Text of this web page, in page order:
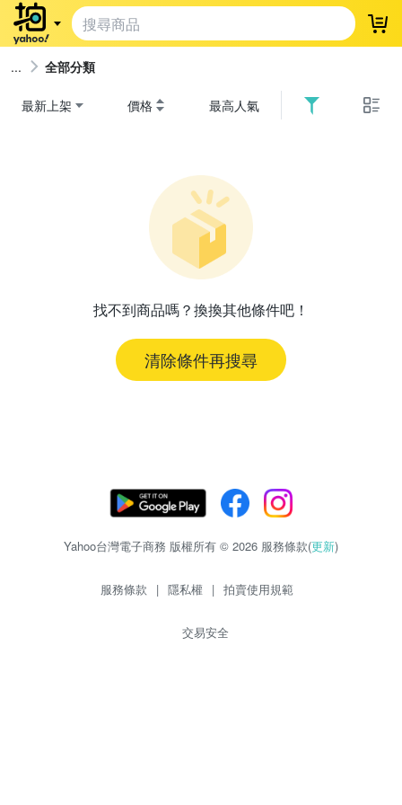
登
全部分類
最新上架 價格 最高人氣
找不到商品嗎？換換其他條件吧！
清除條件再搜尋
Yahoo台灣電子商務 版權所有 © 2026 服務條款(更新)
服務條款 | 隱私權 | 拍賣使用規範
交易安全